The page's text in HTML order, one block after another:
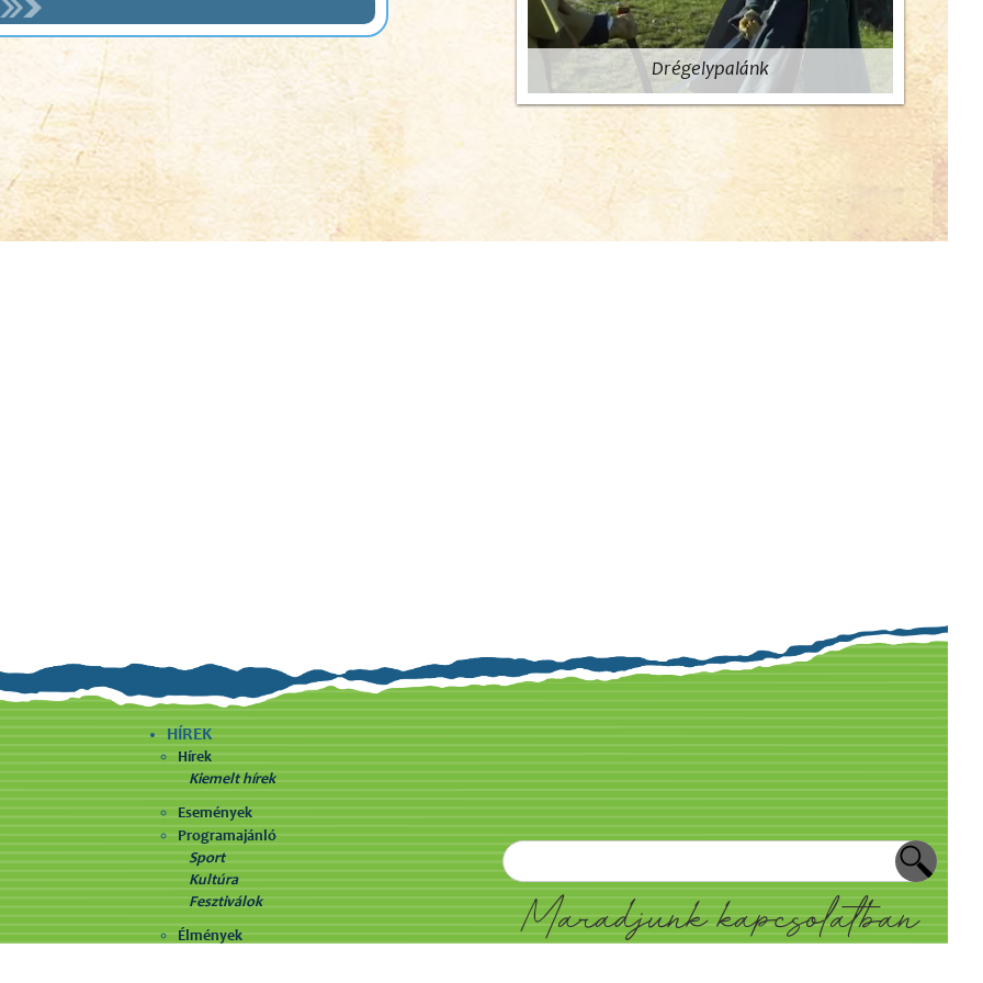
Drégelypalánk
HÍREK
Hírek
Kiemelt hírek
Események
Programajánló
Sport
Kultúra
Fesztiválok
Élmények Maradjunk kapcsolatban